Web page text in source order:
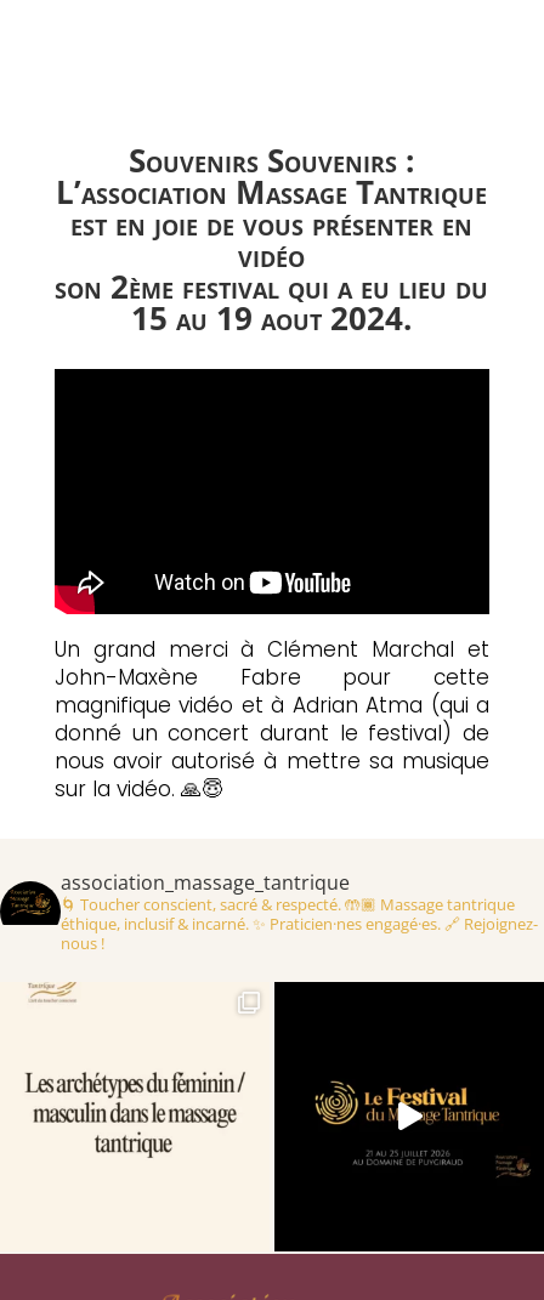
Souvenirs Souvenirs :
L’association Massage Tantrique
est en joie de vous présenter en
vidéo
son 2ème festival qui a eu lieu du
15 au 19 aout 2024.
Un grand merci à Clément Marchal et
John-Maxène Fabre pour cette
magnifique vidéo et à Adrian Atma (qui a
donné un concert durant le festival) de
nous avoir autorisé à mettre sa musique
sur la vidéo. 🙏😇
association_massage_tantrique
🌀 Toucher conscient, sacré & respecté.🤲🏾 Massage tantrique
éthique, inclusif & incarné.✨ Praticien·nes engagé·es. 🔗 Rejoignez-
nous !